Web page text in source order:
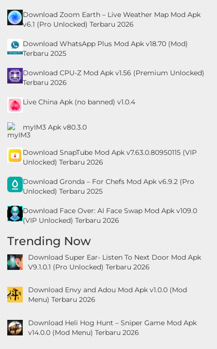
Download Zoom Earth – Live Weather Map Mod Apk
v6.1 (Pro Unlocked) Terbaru 2026
Download WhatsApp Plus Mod Apk v18.70 (Mod)
Terbaru 2025
Download CPU-Z Mod Apk v1.56 (Premium Unlocked)
Terbaru 2026
Live China Apk (no banned) v1.0.4
myIM3 Apk v80.3.0
Download SnapTube Mod Apk v7.63.0.80950115 (VIP
Unlocked) Terbaru 2026
Download Gronda – For Chefs Mod Apk v6.9.2 (Pro
Unlocked) Terbaru 2025
Download Face Over: AI Face Swap Mod Apk v109.0
(VIP Unlocked) Terbaru 2026
Trending Now
Download Super Ear- Listen To Next Door Mod Apk
V9.1.0.1 (Pro Unlocked) Terbaru 2026
Download Envy and Adou Mod Apk v1.0.0 (Mod
Menu) Terbaru 2026
Download Heli Hog Hunt – Sniper Game Mod Apk
v14.0.0 (Mod Menu) Terbaru 2026